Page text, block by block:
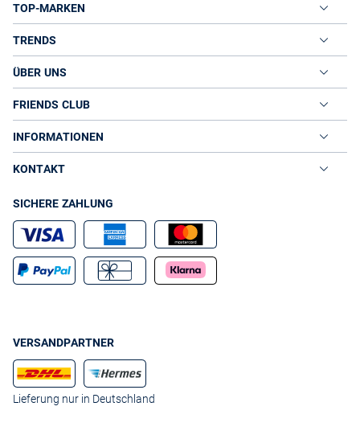
TOP-MARKEN
TRENDS
ÜBER UNS
FRIENDS CLUB
INFORMATIONEN
KONTAKT
SICHERE ZAHLUNG
VERSANDPARTNER
Lieferung nur in Deutschland